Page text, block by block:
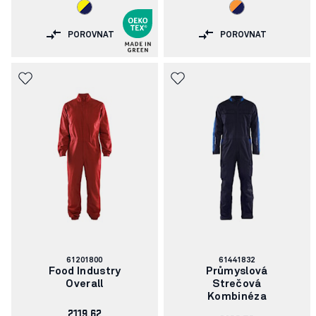
POROVNAT POROVNAT
Číslo
článku:
61201800
Food Industry
Overall
2119.62
Číslo
článku:
61441832
Průmyslová
Strečová
Kombinéza